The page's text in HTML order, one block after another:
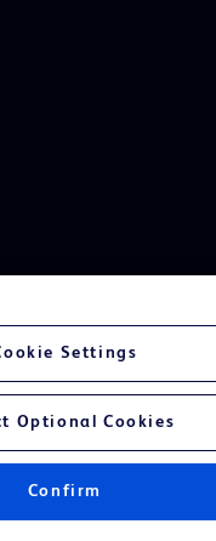
Settings
Optional Cookies
Confirm